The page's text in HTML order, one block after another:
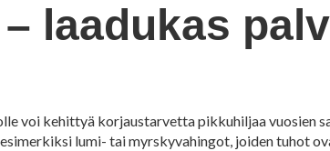
laadukas
voi kehittyä korjaustarvetta pikkuhiljaa vuosien
lumi- tai myrskyvahingot, joiden tuhot